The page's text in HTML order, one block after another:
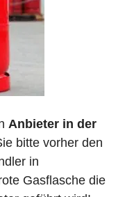
Anbieter in der
bitte vorher den
in
Gasflasche die